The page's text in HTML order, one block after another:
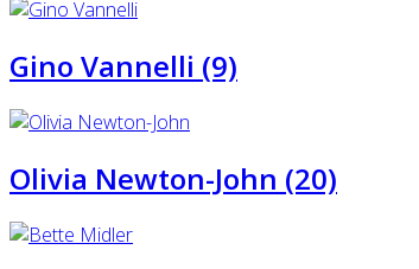
Gino Vannelli (9)
Olivia Newton-John (20)